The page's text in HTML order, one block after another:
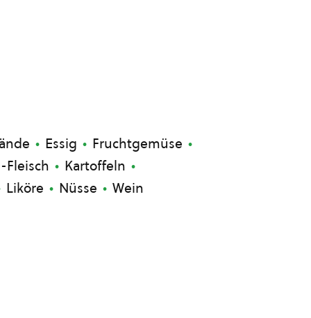
Essig
Fruchtgemüse
Fleisch
Kartoffeln
Liköre
Nüsse Wein